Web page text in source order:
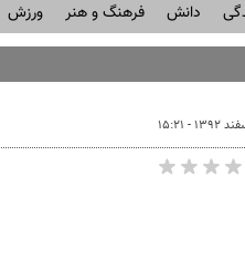
دانش فرهنگ و هنر ورزش